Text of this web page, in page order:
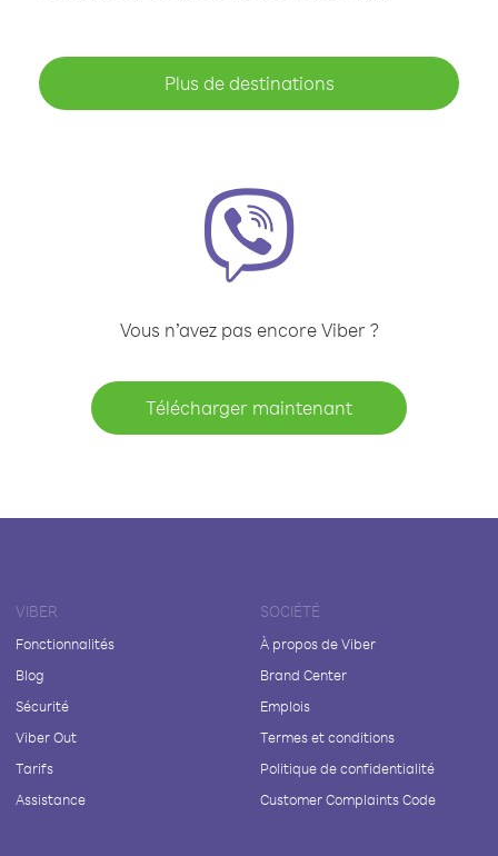
Plus de destinations
Vous n’avez pas encore Viber ?
Télécharger maintenant
VIBER
Fonctionnalités
Blog
Sécurité
Viber Out
Tarifs
Assistance
SOCIÉTÉ
À propos de Viber
Brand Center
Emplois
Termes et conditions
Politique de confidentialité
Customer Complaints Code